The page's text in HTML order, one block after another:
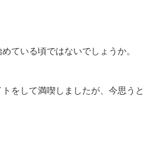
ている頃ではないでしょうか。
をして満喫しましたが、今思う